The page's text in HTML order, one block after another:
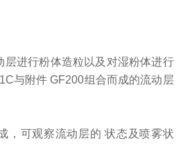
层进行粉体造粒以及对湿粉体进行
与附件 GF200组合而成的流动层
，可观察流动层的 状态及喷雾状